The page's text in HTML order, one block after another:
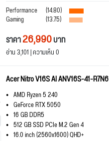
Performance
(14.80)
Gaming (13.75)
ราคา26,990บาท
อ่าน 3,101 | ความเห็น 0
Acer Nitro V16S AI ANV16S-41-R7N6
AMD Ryzen 5 240
GeForce RTX 5050
16 GB DDR5
512 GB SSD PCIe M.2 Gen 4
16.0 inch (2560x1600) QHD+